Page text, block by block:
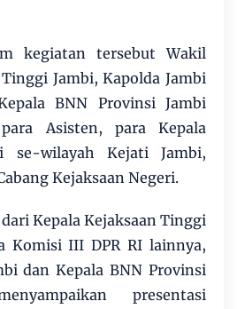
kegiatan tersebut Wakil
Jambi, Kapolda Jambi
BNN Provinsi Jambi
Asisten, para Kepala
se-wilayah Kejati Jambi,
Kejaksaan Negeri.
Kepala Kejaksaan Tinggi
Komisi III DPR RI lainnya,
dan Kepala BNN Provinsi
presentasi